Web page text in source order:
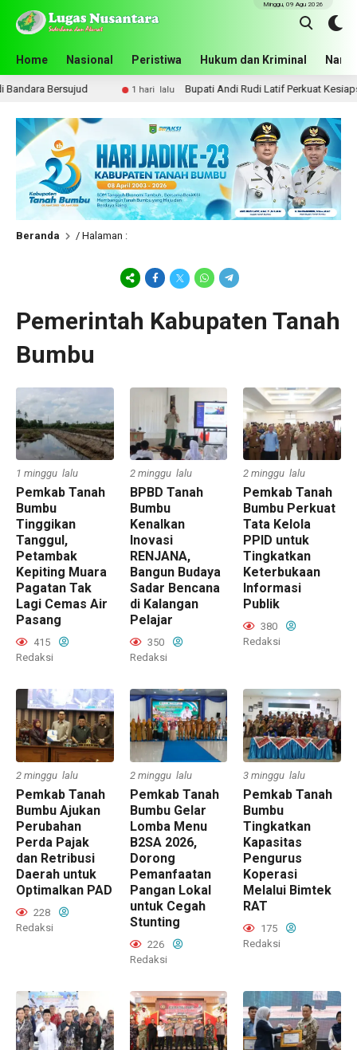
Home Nasional Peristiwa Hukum dan Kriminal
Minggu, 09 Agu 2026
Bersujud 1 hari lalu Bupati Andi Rudi Latif Perkuat
Beranda / Halaman :
Pemerintah Kabupaten Tanah
Bumbu
1 minggu lalu
Pemkab Tanah
Bumbu
Tinggikan
Tanggul,
Petambak
Kepiting Muara
Pagatan Tak
Lagi Cemas Air
Pasang
415
Redaksi
2 minggu lalu
BPBD Tanah
Bumbu
Kenalkan
Inovasi
RENJANA,
Bangun Budaya
Sadar Bencana
di Kalangan
Pelajar
350
Redaksi
2 minggu lalu
Pemkab Tanah
Bumbu Perkuat
Tata Kelola
PPID untuk
Tingkatkan
Keterbukaan
Informasi
Publik
380
Redaksi
2 minggu lalu
Pemkab Tanah
Bumbu Ajukan
Perubahan
Perda Pajak
dan Retribusi
Daerah untuk
Optimalkan PAD
228
Redaksi
2 minggu lalu
Pemkab Tanah
Bumbu Gelar
Lomba Menu
B2SA 2026,
Dorong
Pemanfaatan
Pangan Lokal
untuk Cegah
Stunting
226
Redaksi
3 minggu lalu
Pemkab Tanah
Bumbu
Tingkatkan
Kapasitas
Pengurus
Koperasi
Melalui Bimtek
RAT
175
Redaksi